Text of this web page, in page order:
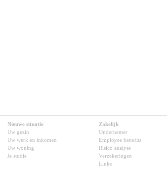
Nieuwe situatie
Uw gezin
Uw werk en inkomen
Uw woning
Je studie
Zakelijk
Ondernemer
Employee benefits
Risico analyse
Verzekeringen
Links